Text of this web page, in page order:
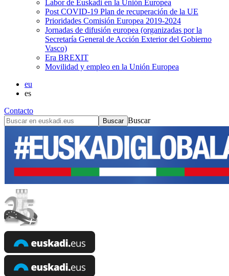
Labor de Euskadi en la Unión Europea
Post COVID-19 Plan de recuperación de la UE
Prioridades Comisión Europea 2019-2024
Jornadas de difusión europea (organizadas por la
Secretaría General de Acción Exterior del Gobierno
Vasco)
Era BREXIT
Movilidad y empleo en la Unión Europea
eu
es
Contacto
Buscar